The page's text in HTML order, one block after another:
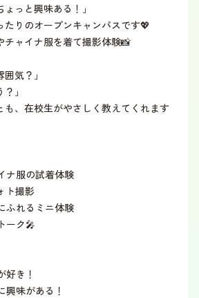
ょっと興味ある！」
たりのオープンキャンパスです💖
チャイナ服を着て撮影体験📸
気？」
」
も、在校生がやさしく教えてくれます
ナ服の試着体験
ト撮影
ふれるミニ体験
ーク🎤
き！
味がある！